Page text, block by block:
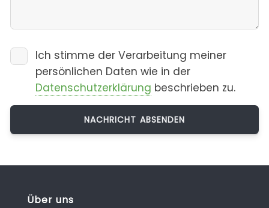
Ich stimme der Verarbeitung meiner
persönlichen Daten wie in der
Datenschutzerklärung beschrieben zu.
Über uns